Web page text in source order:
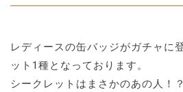
レディースの缶バッジがガチャに
ット1種となっております。
シークレットはまさかのあの人！？